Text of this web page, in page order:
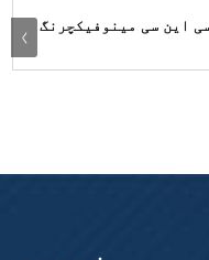
این سی مینوفیکچرنگ